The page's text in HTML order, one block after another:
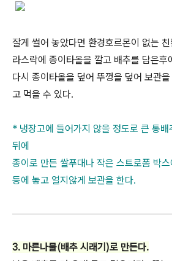
잘게 썰어 놓았다면 환경호르몬이 없는
라스락에 종이타올을 깔고 배추를 담은후
다시 종이타올을 덮어 뚜껑을 덮어 보관
고 먹을 수 있다.
* 냉장고에 들어가지 않을 정도로 큰 통
뒤에
종이로 만든 쌀푸대나 작은 스트로폼 박
등에 놓고 얼지않게 보관을 한다.
3. 마른나물(배추 시래기)로 만든다.